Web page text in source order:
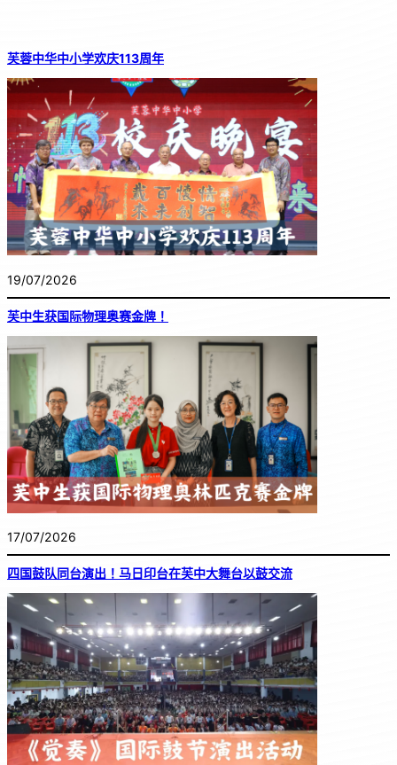
芙蓉中华中小学欢庆113周年
19/07/2026
芙中生获国际物理奥赛金牌！
17/07/2026
四国鼓队同台演出！马日印台在芙中大舞台以鼓交流